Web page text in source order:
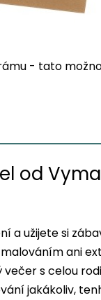
- tato
od
a užijete si
ani
večer s celou
jakákoliv,